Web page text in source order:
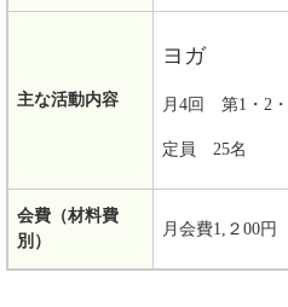
主な活動内容
ヨガ
月4回 第1・2
定員 25名
会費（材料費
別）
月会費1,２00円